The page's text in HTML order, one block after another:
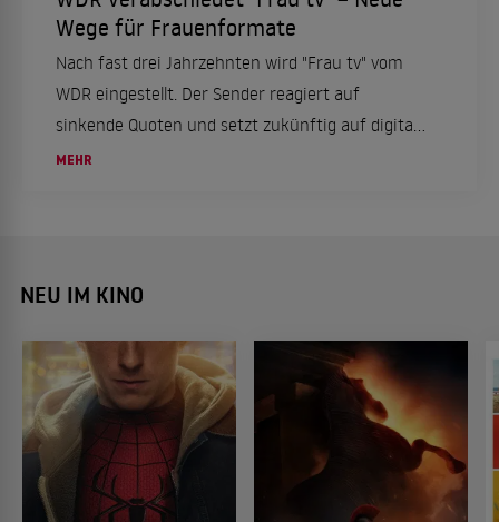
Wege für Frauenformate
Nach fast drei Jahrzehnten wird "Frau tv" vom
WDR eingestellt. Der Sender reagiert auf
sinkende Quoten und setzt zukünftig auf digitale
Formate, um Frauenrechte und Emanzipation
MEHR
NEU IM KINO